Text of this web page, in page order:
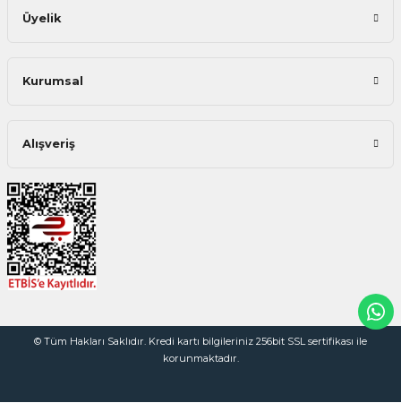
Üyelik
Kurumsal
Alışveriş
© Tüm Hakları Saklıdır. Kredi kartı bilgileriniz 256bit SSL sertifikası ile
korunmaktadır.